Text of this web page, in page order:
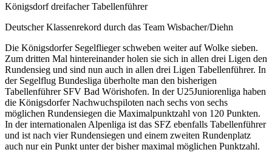
Königsdorf dreifacher Tabellenführer
Deutscher Klassenrekord durch das Team Wisbacher/Diehn
Die Königsdorfer Segelflieger schweben weiter auf Wolke sieben.
Zum dritten Mal hintereinander holen sie sich in allen drei Ligen den
Rundensieg und sind nun auch in allen drei Ligen Tabellenführer. In
der Segelflug Bundesliga überholte man den bisherigen
Tabellenführer SFV Bad Wörishofen. In der U25Juniorenliga haben
die Königsdorfer Nachwuchspiloten nach sechs von sechs
möglichen Rundensiegen die Maximalpunktzahl von 120 Punkten.
In der internationalen Alpenliga ist das SFZ ebenfalls Tabellenführer
und ist nach vier Rundensiegen und einem zweiten Rundenplatz
auch nur ein Punkt unter der bisher maximal möglichen Punktzahl.